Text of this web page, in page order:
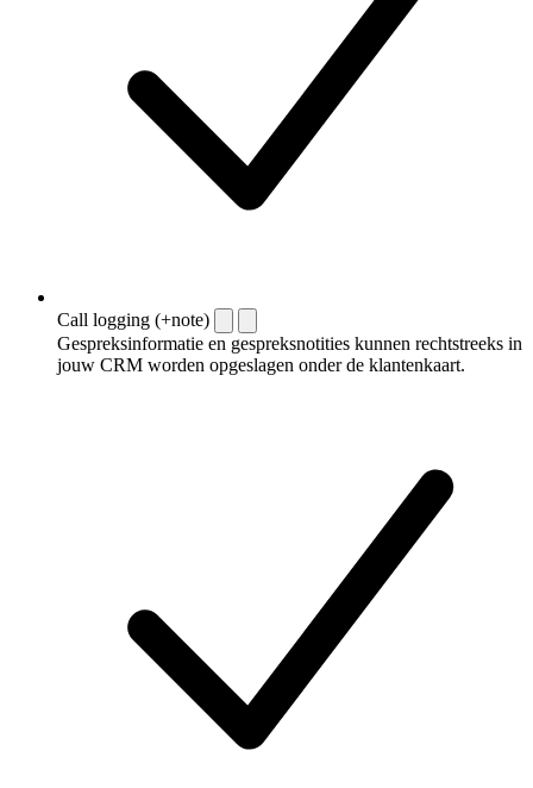
Call logging (+note)
Gespreksinformatie en gespreksnotities kunnen rechtstreeks in
jouw CRM worden opgeslagen onder de klantenkaart.